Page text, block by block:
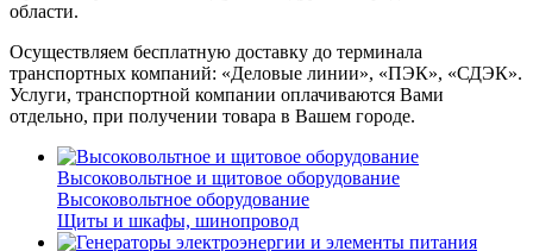
области.
Осуществляем бесплатную доставку до терминала
транспортных компаний: «Деловые линии», «ПЭК», «СДЭК».
Услуги, транспортной компании оплачиваются Вами
отдельно, при получении товара в Вашем городе.
Высоковольтное и щитовое оборудование
Высоковольтное оборудование
Щиты и шкафы, шинопровод